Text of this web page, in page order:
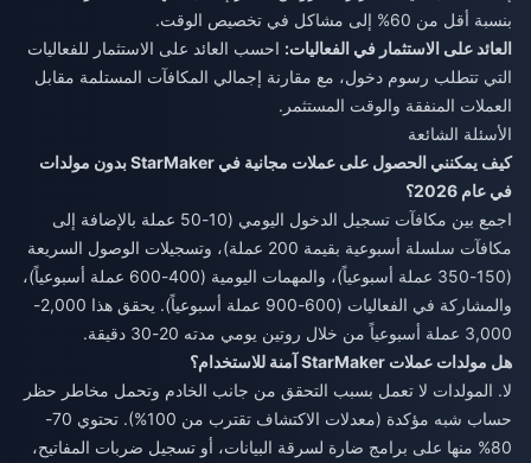
بنسبة أقل من 60% إلى مشاكل في تخصيص الوقت.
العائد على الاستثمار في الفعاليات: احسب العائد على الاستثمار للفعاليات
التي تتطلب رسوم دخول، مع مقارنة إجمالي المكافآت المستلمة مقابل
العملات المنفقة والوقت المستثمر.
الأسئلة الشائعة
كيف يمكنني الحصول على عملات مجانية في StarMaker بدون مولدات
في عام 2026؟
اجمع بين مكافآت تسجيل الدخول اليومي (10-50 عملة بالإضافة إلى
مكافآت سلسلة أسبوعية بقيمة 200 عملة)، وتسجيلات الوصول السريعة
(150-350 عملة أسبوعياً)، والمهمات اليومية (400-600 عملة أسبوعياً)،
والمشاركة في الفعاليات (600-900 عملة أسبوعياً). يحقق هذا 2,000-
3,000 عملة أسبوعياً من خلال روتين يومي مدته 20-30 دقيقة.
هل مولدات عملات StarMaker آمنة للاستخدام؟
لا. المولدات لا تعمل بسبب التحقق من جانب الخادم وتحمل مخاطر حظر
حساب شبه مؤكدة (معدلات الاكتشاف تقترب من 100%). تحتوي 70-
80% منها على برامج ضارة لسرقة البيانات، أو تسجيل ضربات المفاتيح،